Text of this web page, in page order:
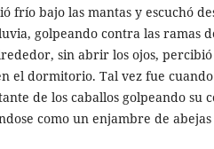
frío bajo las mantas y escuchó
golpeando contra las ramas
sin abrir los ojos,
el dormitorio. Tal vez fue
de los caballos golpeando su
como un enjambre de abejas